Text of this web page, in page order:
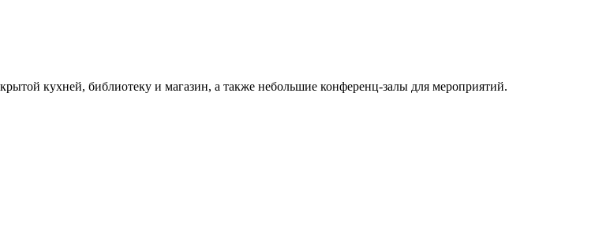
кухней, библиотеку и магазин, а также небольшие конференц-залы для мероприятий.